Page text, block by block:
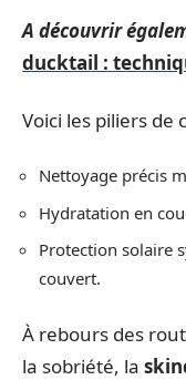
A découvrir
ducktail :
Voici les piliers de
Nettoyage précis
Hydratation en
Protection solaire
couvert.
À rebours des
la sobriété, la